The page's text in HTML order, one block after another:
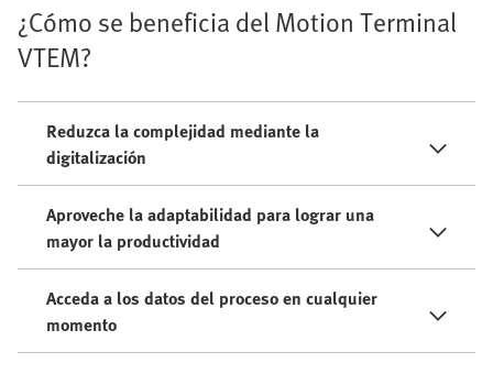
¿Cómo se beneficia del Motion Terminal
VTEM?
Reduzca la complejidad mediante la
digitalización
Aproveche la adaptabilidad para lograr una
mayor la productividad
Acceda a los datos del proceso en cualquier
momento